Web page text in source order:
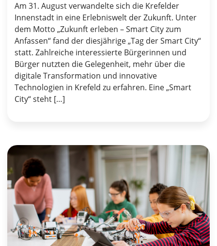
Am 31. August verwandelte sich die Krefelder
Innenstadt in eine Erlebniswelt der Zukunft. Unter
dem Motto „Zukunft erleben – Smart City zum
Anfassen“ fand der diesjährige „Tag der Smart City“
statt. Zahlreiche interessierte Bürgerinnen und
Bürger nutzten die Gelegenheit, mehr über die
digitale Transformation und innovative
Technologien in Krefeld zu erfahren. Eine „Smart
City“ steht […]